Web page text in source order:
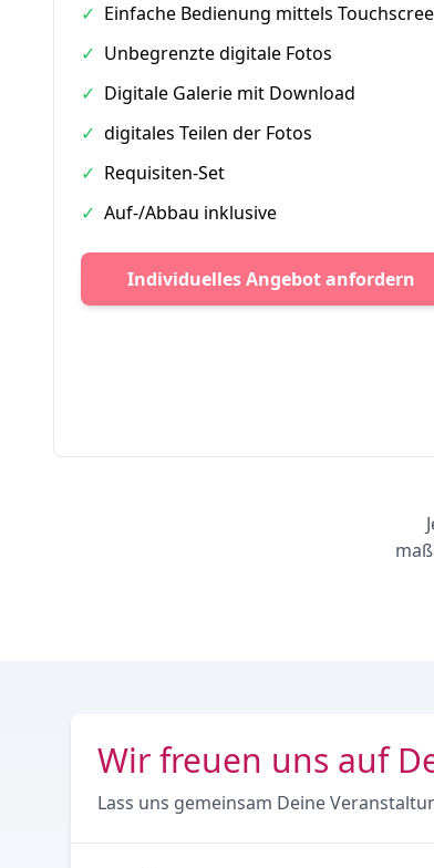
✓ Einfache Bedienung mittels
✓ Unbegrenzte digitale Fotos
✓ Digitale Galerie mit Download
✓ digitales Teilen der Fotos
✓ Requisiten-Set
✓ Auf-/Abbau inklusive
Individuelles Angebot anfordern
Wir freuen uns auf
Lass uns gemeinsam Deine